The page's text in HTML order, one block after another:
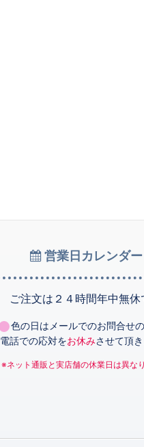
営業日カレンダー
ご注文は２４時間年中無休
色の日はメールでのお問合せ
電話での応対をお休みさせて頂き
※ネット通販と実店舗の休業日は異なり